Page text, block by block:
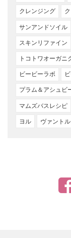
クレンジング
サンアンドソイル
スキンリファイン
トコトワオーガニ
ビービーラボ
プラム＆アシュビ
マムズバスレシピ
ヨル ヴァント